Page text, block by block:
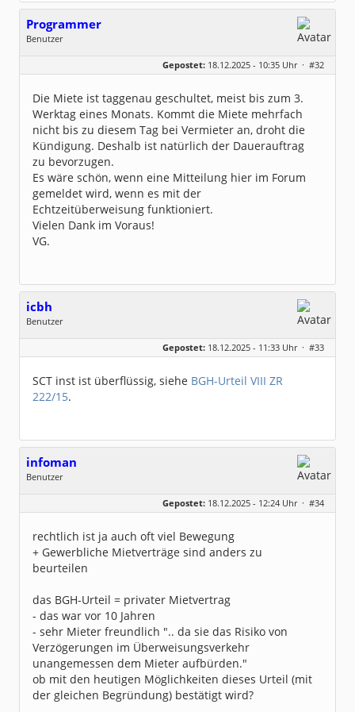
Programmer
Benutzer
Dabei seit:
10 / 2025
Gepostet: 18.12.2025 - 10:35 Uhr · #32
Die Miete ist taggenau geschultet, meist bis zum 3.
Werktag eines Monats. Kommt die Miete mehrfach
nicht bis zu diesem Tag bei Vermieter an, droht die
Kündigung. Deshalb ist natürlich der Dauerauftrag
zu bevorzugen.
Es wäre schön, wenn eine Mitteilung hier im Forum
gemeldet wird, wenn es mit der
Echtzeitüberweisung funktioniert.
Vielen Dank im Voraus!
VG.
icbh
Benutzer
Geschlecht:
keine Angabe
Dabei seit:
05 / 2020
Gepostet: 18.12.2025 - 11:33 Uhr · #33
SCT inst ist überflüssig, siehe BGH-Urteil VIII ZR
222/15.
infoman
Benutzer
Dabei seit:
06 / 2008
Gepostet: 18.12.2025 - 12:24 Uhr · #34
rechtlich ist ja auch oft viel Bewegung
+ Gewerbliche Mietverträge sind anders zu
beurteilen
das BGH-Urteil = privater Mietvertrag
- das war vor 10 Jahren
- sehr Mieter freundlich ".. da sie das Risiko von
Verzögerungen im Überweisungsverkehr
unangemessen dem Mieter aufbürden."
ob mit den heutigen Möglichkeiten dieses Urteil (mit
der gleichen Begründung) bestätigt wird?